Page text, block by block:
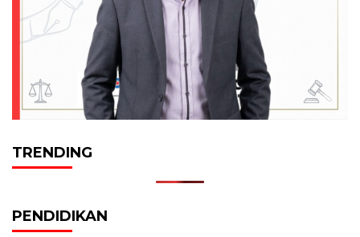
TRENDING
PENDIDIKAN